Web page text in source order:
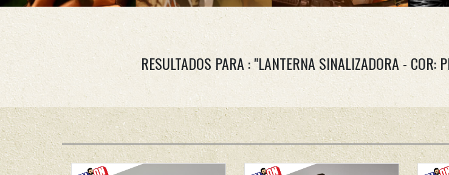
RESULTADOS PARA : "LANTERNA SINALIZADORA - COR: